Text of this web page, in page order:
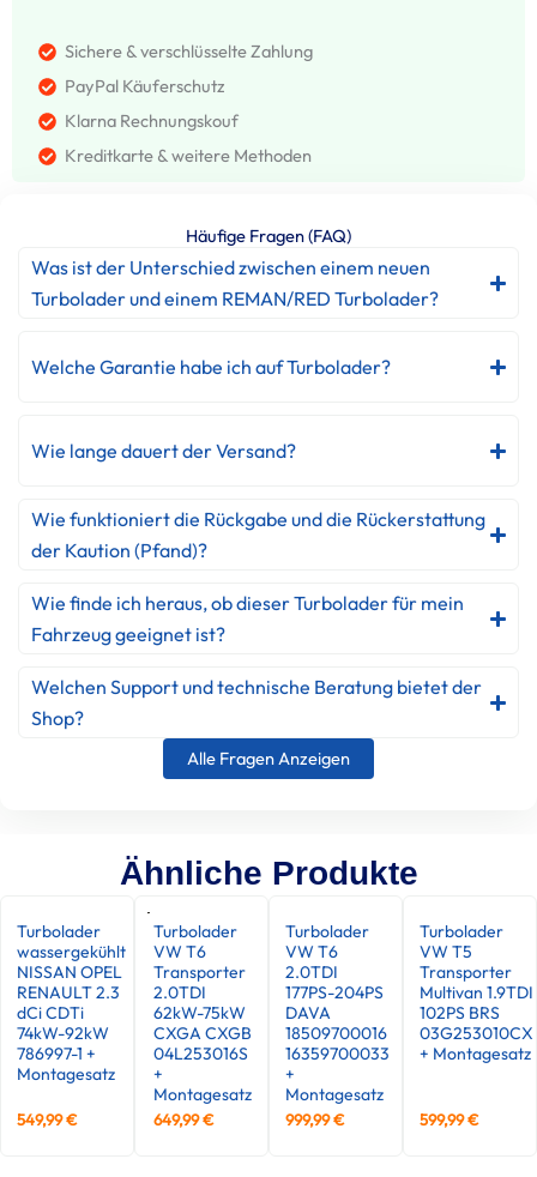
Sichere & verschlüsselte Zahlung
PayPal Käuferschutz
Klarna Rechnungskouf
Kreditkarte & weitere Methoden
Häufige Fragen (FAQ)
Was ist der Unterschied zwischen einem neuen
Turbolader und einem REMAN/RED Turbolader?
Welche Garantie habe ich auf Turbolader?
Wie lange dauert der Versand?
Wie funktioniert die Rückgabe und die Rückerstattung
der Kaution (Pfand)?
Wie finde ich heraus, ob dieser Turbolader für mein
Fahrzeug geeignet ist?
Welchen Support und technische Beratung bietet der
Shop?
Alle Fragen Anzeigen
Ähnliche Produkte
Turbolader
wassergekühlt
NISSAN OPEL
RENAULT 2.3
dCi CDTi
74kW-92kW
786997-1 +
Montagesatz
549,99€
Turbolader
VW T6
Transporter
2.0TDI
62kW-75kW
CXGA CXGB
04L253016S
+
Montagesatz
649,99€
Turbolader
VW T6
2.0TDI
177PS-204PS
DAVA
18509700016
16359700033
+
Montagesatz
999,99€
Turbolader
VW T5
Transporter
Multivan 1.9TDI
102PS BRS
03G253010CX
+ Montagesatz
599,99€